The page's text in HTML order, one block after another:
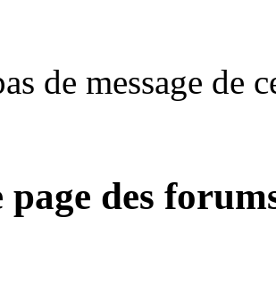
de message de
page des